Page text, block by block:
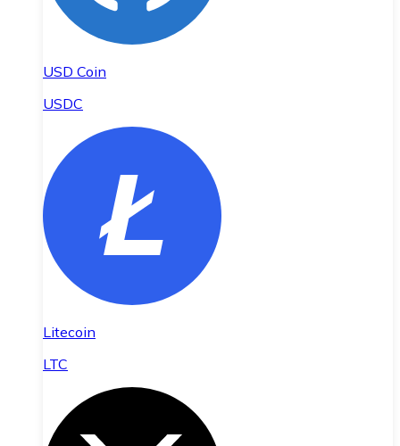
USD Coin
USDC
Litecoin
LTC